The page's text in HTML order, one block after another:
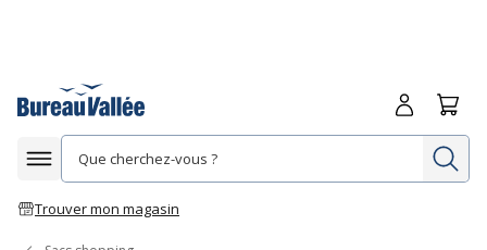
Afficher la navigation
Trouver mon magasin
Me